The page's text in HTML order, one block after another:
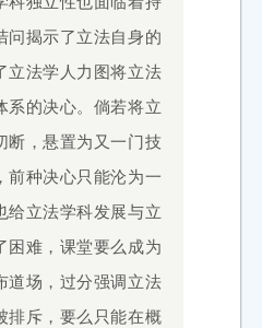
问揭示了立法自身的
立法学人力图将立法
系的决心。倘若将立
断，悬置为又一门技
前种决心只能沦为一
给立法学科发展与立
困难，课堂要么成为
道场，过分强调立法
排斥，要么只能在概